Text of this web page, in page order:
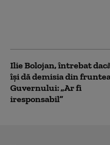
Ilie Bolojan, întrebat
își dă demisia din
Guvernului: „Ar fi
iresponsabil”